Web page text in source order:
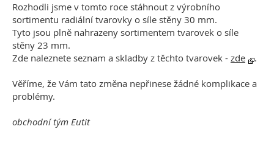
Rozhodli jsme v tomto roce stáhnout z výrobního
sortimentu radiální tvarovky o síle stěny 30 mm.
Tyto jsou plně nahrazeny sortimentem tvarovek o síle
stěny 23 mm.
Zde naleznete seznam a skladby z těchto tvarovek - zde .
Věříme, že Vám tato změna nepřinese žádné komplikace a
problémy.
obchodní tým Eutit